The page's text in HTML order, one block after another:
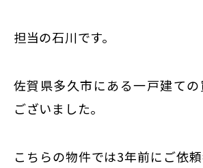
仙台
横浜
担当の石川です。
佐賀県多久市にある一戸建て
ございました。
こちらの物件では3年前にご依